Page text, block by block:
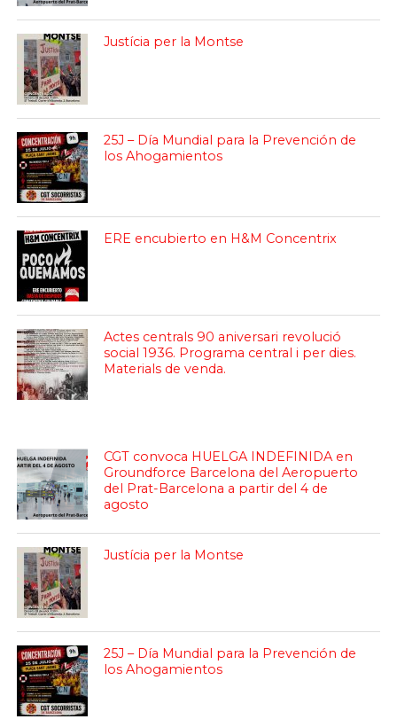
Justícia per la Montse
25J – Día Mundial para la Prevención de
los Ahogamientos
ERE encubierto en H&M Concentrix
Actes centrals 90 aniversari revolució
social 1936. Programa central i per dies.
Materials de venda.
CGT convoca HUELGA INDEFINIDA en
Groundforce Barcelona del Aeropuerto
del Prat-Barcelona a partir del 4 de
agosto
Justícia per la Montse
25J – Día Mundial para la Prevención de
los Ahogamientos